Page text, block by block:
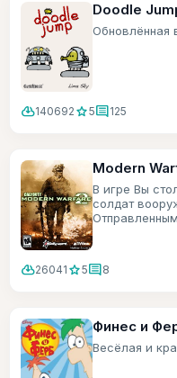
Doodle
Обновлённая
cloud_download140692 star5comment125
Modern
В игре Вы
солдат
cloud_download26041 star5comment8
Финес и
Весёлая и